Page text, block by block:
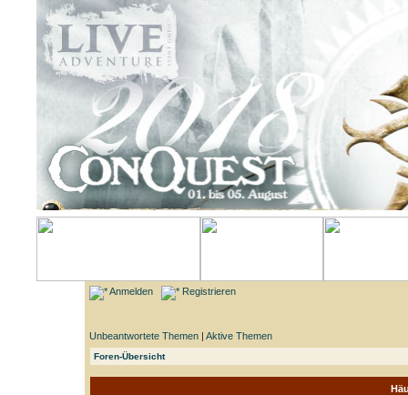
Anmelden Registrieren
Unbeantwortete Themen | Aktive Themen
Foren-Übersicht